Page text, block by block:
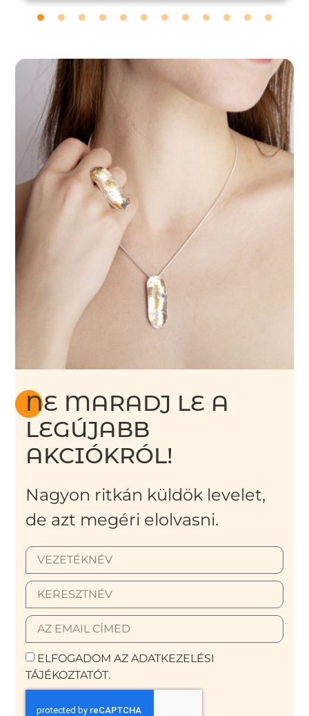
NE MARADJ LE A
LEGÚJABB
AKCIÓKRÓL!
Nagyon ritkán küldök levelet,
de azt megéri elolvasni.
ELFOGADOM AZ ADATKEZELÉSI
TÁJÉKOZTATÓT.